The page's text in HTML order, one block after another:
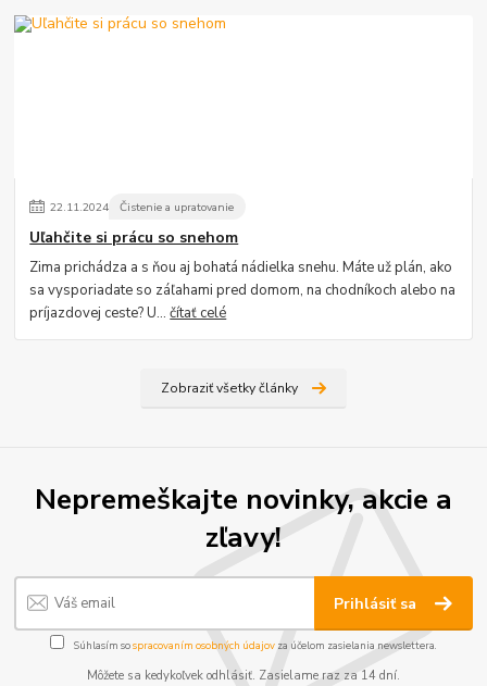
22.11.2024 Čistenie a upratovanie
Uľahčite si prácu so snehom
Zima prichádza a s ňou aj bohatá nádielka snehu. Máte už plán, ako
sa vysporiadate so záľahami pred domom, na chodníkoch alebo na
príjazdovej ceste? U...čítať celé
Zobraziť všetky články
Nepremeškajte novinky, akcie a
zľavy!
Prihlásiť sa
Súhlasím sospracovaním osobných údajov za účelom zasielania newslettera.
Môžete sa kedykoľvek odhlásiť. Zasielame raz za 14 dní.